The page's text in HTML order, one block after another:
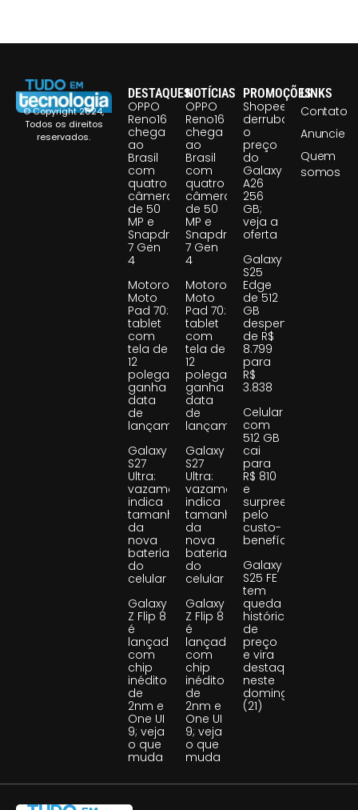
© Copyright 2024,
Todos os direitos
reservados.
DESTAQUES
OPPO
Reno16
chega
ao
Brasil
com
quatro
câmeras
de 50
MP e
Snapdragon
7 Gen
4
Motorola
Moto
Pad 70:
tablet
com
tela de
12
polegadas
ganha
data
de
lançamento
Galaxy
S27
Ultra:
vazamento
indica
tamanho
da
nova
bateria
do
celular
Galaxy
Z Flip 8
é
lançado
com
chip
inédito
de
2nm e
One UI
9; veja
o que
muda
NOTÍCIAS
OPPO
Reno16
chega
ao
Brasil
com
quatro
câmeras
de 50
MP e
Snapdragon
7 Gen
4
Motorola
Moto
Pad 70:
tablet
com
tela de
12
polegadas
ganha
data
de
lançamento
Galaxy
S27
Ultra:
vazamento
indica
tamanho
da
nova
bateria
do
celular
Galaxy
Z Flip 8
é
lançado
com
chip
inédito
de
2nm e
One UI
9; veja
o que
muda
PROMOÇÕES
Shopee
derruba
o
preço
do
Galaxy
A26
256
GB;
veja a
oferta
Galaxy
S25
Edge
de 512
GB
despenca
de R$
8.799
para
R$
3.838
Celular
com
512 GB
cai
para
R$ 810
e
surpreende
pelo
custo-
benefício
Galaxy
S25 FE
tem
queda
histórica
de
preço
e vira
destaque
neste
domingo
(21)
LINKS
Contato
Anuncie
Quem
somos